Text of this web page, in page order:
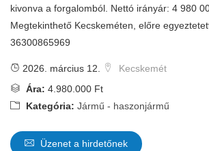
kivonva a forgalomból. Nettó irányár: 4 980
Megtekinthető Kecskeméten, előre
36300865969
2026. március 12.
Kecskemét
Ára: 4.980.000 Ft
Kategória: Jármű - haszonjármű
Üzenet a hirdetőnek